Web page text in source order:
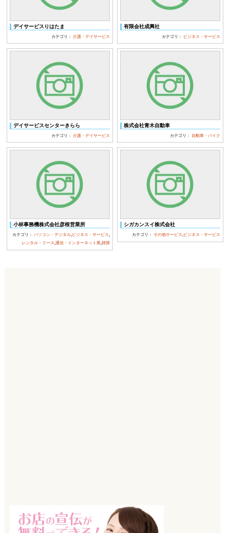
デイサービスりはたま
カテゴリ：介護・デイサービス
有限会社成興社
カテゴリ： ビジネス・サービス
デイサービスセンターきらら
カテゴリ：介護・デイサービス
株式会社青木自動車
カテゴリ： 自動車・バイク
小林事務機株式会社彦根営業所
カテゴリ：パソコン・デジタル,ビジネス・サービス,
レンタル・リース,通信・インターネット業,雑貨
シガカンスイ株式会社
カテゴリ：その他サービス,ビジネス・サービス